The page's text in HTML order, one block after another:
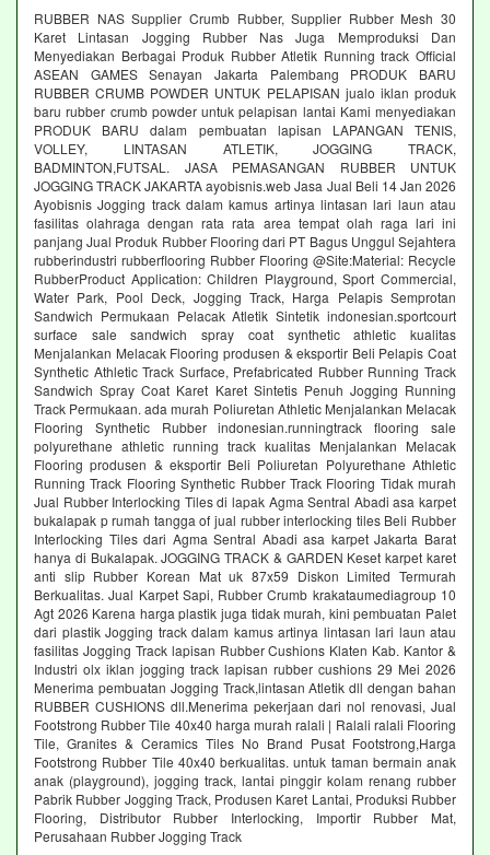
RUBBER NAS Supplier Crumb Rubber, Supplier Rubber Mesh 30
Karet Lintasan Jogging Rubber Nas Juga Memproduksi Dan
Menyediakan Berbagai Produk Rubber Atletik Running track Official
ASEAN GAMES Senayan Jakarta Palembang PRODUK BARU
RUBBER CRUMB POWDER UNTUK PELAPISAN jualo iklan produk
baru rubber crumb powder untuk pelapisan lantai Kami menyediakan
PRODUK BARU dalam pembuatan lapisan LAPANGAN TENIS,
VOLLEY, LINTASAN ATLETIK, JOGGING TRACK,
BADMINTON,FUTSAL. JASA PEMASANGAN RUBBER UNTUK
JOGGING TRACK JAKARTA ayobisnis.web Jasa Jual Beli 14 Jan 2026
Ayobisnis Jogging track dalam kamus artinya lintasan lari laun atau
fasilitas olahraga dengan rata rata area tempat olah raga lari ini
panjang Jual Produk Rubber Flooring dari PT Bagus Unggul Sejahtera
rubberindustri rubberflooring Rubber Flooring @Site:Material: Recycle
RubberProduct Application: Children Playground, Sport Commercial,
Water Park, Pool Deck, Jogging Track, Harga Pelapis Semprotan
Sandwich Permukaan Pelacak Atletik Sintetik indonesian.sportcourt
surface sale sandwich spray coat synthetic athletic kualitas
Menjalankan Melacak Flooring produsen & eksportir Beli Pelapis Coat
Synthetic Athletic Track Surface, Prefabricated Rubber Running Track
Sandwich Spray Coat Karet Karet Sintetis Penuh Jogging Running
Track Permukaan. ada murah Poliuretan Athletic Menjalankan Melacak
Flooring Synthetic Rubber indonesian.runningtrack flooring sale
polyurethane athletic running track kualitas Menjalankan Melacak
Flooring produsen & eksportir Beli Poliuretan Polyurethane Athletic
Running Track Flooring Synthetic Rubber Track Flooring Tidak murah
Jual Rubber Interlocking Tiles di lapak Agma Sentral Abadi asa karpet
bukalapak p rumah tangga of jual rubber interlocking tiles Beli Rubber
Interlocking Tiles dari Agma Sentral Abadi asa karpet Jakarta Barat
hanya di Bukalapak. JOGGING TRACK & GARDEN Keset karpet karet
anti slip Rubber Korean Mat uk 87x59 Diskon Limited Termurah
Berkualitas. Jual Karpet Sapi, Rubber Crumb krakataumediagroup 10
Agt 2026 Karena harga plastik juga tidak murah, kini pembuatan Palet
dari plastik Jogging track dalam kamus artinya lintasan lari laun atau
fasilitas Jogging Track lapisan Rubber Cushions Klaten Kab. Kantor &
Industri olx iklan jogging track lapisan rubber cushions 29 Mei 2026
Menerima pembuatan Jogging Track,lintasan Atletik dll dengan bahan
RUBBER CUSHIONS dll.Menerima pekerjaan dari nol renovasi, Jual
Footstrong Rubber Tile 40x40 harga murah ralali | Ralali ralali Flooring
Tile, Granites & Ceramics Tiles No Brand Pusat Footstrong,Harga
Footstrong Rubber Tile 40x40 berkualitas. untuk taman bermain anak
anak (playground), jogging track, lantai pinggir kolam renang rubber
Pabrik Rubber Jogging Track, Produsen Karet Lantai, Produksi Rubber
Flooring, Distributor Rubber Interlocking, Importir Rubber Mat,
Perusahaan Rubber Jogging Track